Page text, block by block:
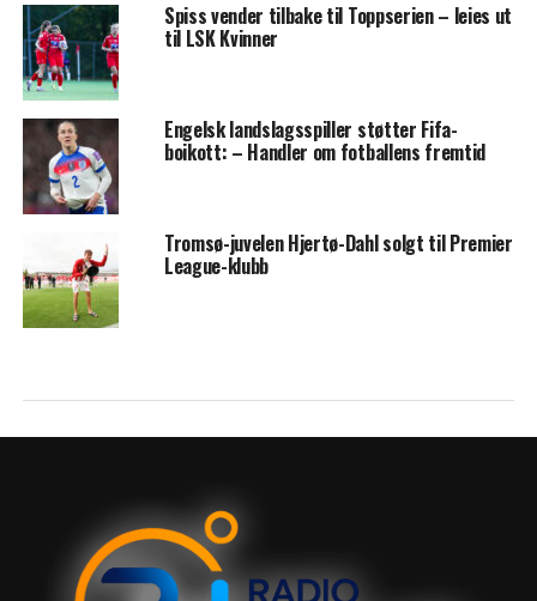
Spiss vender tilbake til Toppserien – leies ut
til LSK Kvinner
Engelsk landslagsspiller støtter Fifa-
boikott: – Handler om fotballens fremtid
Tromsø-juvelen Hjertø-Dahl solgt til Premier
League-klubb